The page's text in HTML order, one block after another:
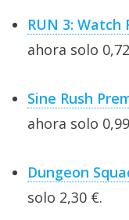
RUN 3: Watch
ahora solo
Sine Rush
ahora solo
Dungeon
solo 2,30 €.